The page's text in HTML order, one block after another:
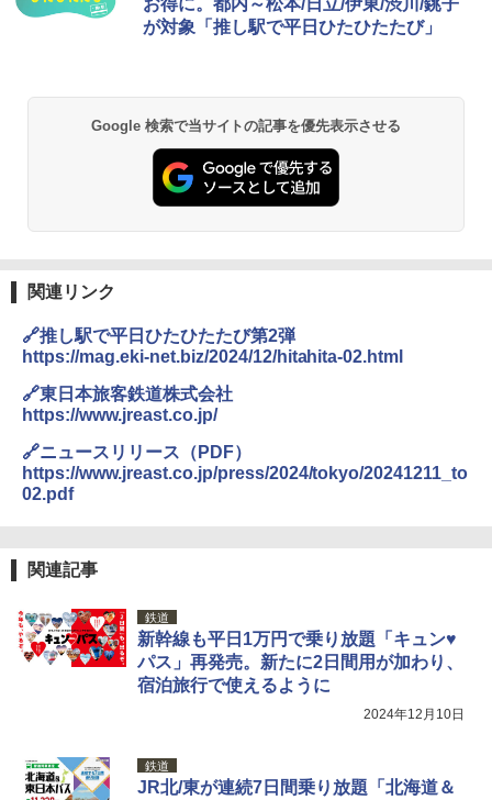
お得に。都内～松本/日立/伊東/渋川/銚子
が対象「推し駅で平日ひたひたたび」
Google 検索で当サイトの記事を優先表示させる
関連リンク
🔗推し駅で平日ひたひたたび第2弾
https://mag.eki-net.biz/2024/12/hitahita-02.html
🔗東日本旅客鉄道株式会社
https://www.jreast.co.jp/
🔗ニュースリリース（PDF）
https://www.jreast.co.jp/press/2024/tokyo/20241211_to
02.pdf
関連記事
鉄道
新幹線も平日1万円で乗り放題「キュン♥
パス」再発売。新たに2日間用が加わり、
宿泊旅行で使えるように
2024年12月10日
鉄道
JR北/東が連続7日間乗り放題「北海道＆